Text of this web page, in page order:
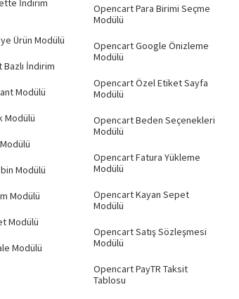
İndirim
Ürün Modülü
İndirim
Modülü
Modülü
Modülü
Modülü
Modülü
Modülü
Opencart Para Birimi Seçme
Modülü
Opencart Google Önizleme
Modülü
Opencart Özel Etiket Sayfa
Modülü
Opencart Beden Seçenekleri
Modülü
Opencart Fatura Yükleme
Modülü
Opencart Kayan Sepet
Modülü
Opencart Satış Sözleşmesi
Modülü
Opencart PayTR Taksit
Tablosu